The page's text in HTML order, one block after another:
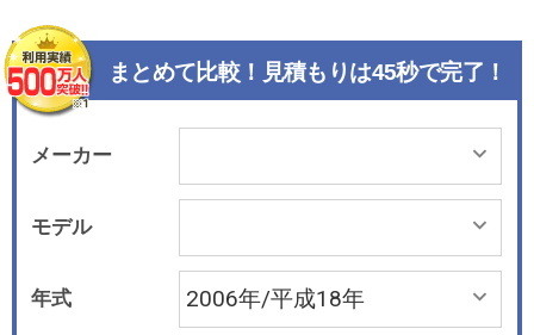
ド・コントロールを搭載し、優れた乗り心地とハ
ンドリングを実現した。エンジンはV型8気筒4.6
リッターに加え、2005年モデルからはV型6気筒3.
6リッターも選べるようになった。これに5速ATが
組み合わされる。大きな開口部を持ち車内全面へ
の採光が可能なオープンエア感覚の「ウルトラビ
ュー」はオプションで設定される。各種エアバッ
グのほか、ABS、トラクションコントロール、ス
タビリトラックなど、豊富な安全装備も標準装備
まとめて比較！見積もりは45秒で完了！
メーカー
モデル
年式